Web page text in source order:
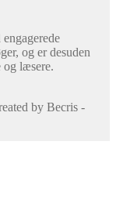
og er desuden
og læsere.
by Becris -